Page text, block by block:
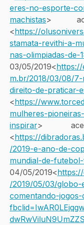
eres-no-esporte-
machistas>
<https://
stamata-revithi-a-
nas-olimpiadas-de-
03/05/2019<
m.br/2018/03/08/
direito-de-praticar-
<https://
mulheres-
inspirar>
<https://
/2019-e-ano-de-
mundial-de-
04/05/2019<
/2019/05/03/
comentando-